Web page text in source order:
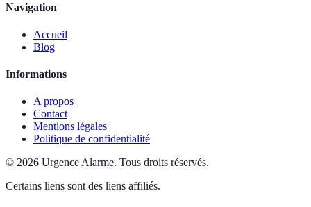
Navigation
Accueil
Blog
Informations
A propos
Contact
Mentions légales
Politique de confidentialité
© 2026 Urgence Alarme. Tous droits réservés.
Certains liens sont des liens affiliés.